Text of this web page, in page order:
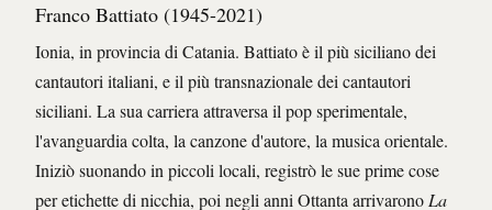
Franco Battiato (1945-2021)
Ionia, in provincia di Catania. Battiato è il più siciliano dei
cantautori italiani, e il più transnazionale dei cantautori
siciliani. La sua carriera attraversa il pop sperimentale,
l'avanguardia colta, la canzone d'autore, la musica orientale.
Iniziò suonando in piccoli locali, registrò le sue prime cose
per etichette di nicchia, poi negli anni Ottanta arrivarono La